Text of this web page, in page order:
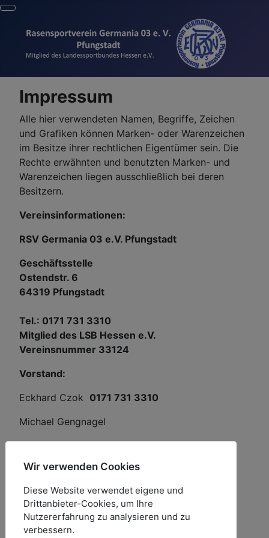
Impressum
Alle hier verwendeten Namen, Begriffe, Zeichen
und Grafiken können Marken- oder Warenzeichen
im Besitze ihrer rechtlichen Eigentümer sein. Die
Rechte erwähnten und benutzten Marken- und
Warenzeichen liegen ausschließlich bei deren
Besitzern.
Vereinsinformationen:
RSV Germania 03 e.V. Pfungstadt
Geschäftsstelle
Ostendstr. 6
64319 Pfungstadt
Tel.: 0171 731 3310
Mitglied des LSB Hessen e.V.
Vereinsnummer 33124
Vorstand:
Eckhard Czok 0171 731 3310
Michael Gengnagel
E-Mail
vorstand(at)rsv-germania.de
Homepage:www.rsv-germania.de
Inhaltlich Verantwortlicher gemäß TMG
Wir verwenden Cookies
Diese Website verwendet eigene und
Drittanbieter-Cookies, um Ihre
Nutzererfahrung zu analysieren und zu
verbessern.